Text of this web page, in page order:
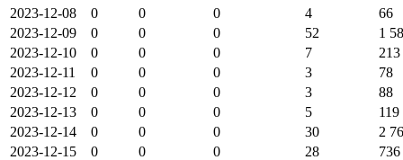
2023-12-08
0 0 0 4
66
2023-12-09
0 0 0 52
1
2023-12-10
0 0 0 7
213
2023-12-11
0 0 0 3
78
2023-12-12
0 0 0 3
88
2023-12-13
0 0 0 5
119
2023-12-14
0 0 0 30
2
2023-12-15
0 0 0 28
736